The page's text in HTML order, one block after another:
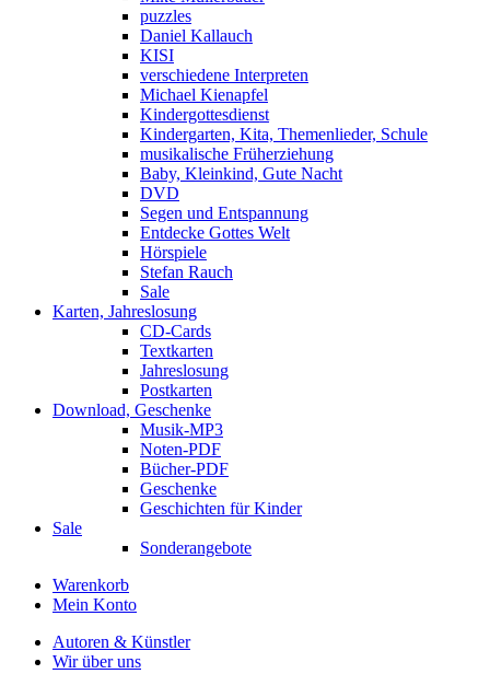
puzzles
Daniel Kallauch
KISI
verschiedene Interpreten
Michael Kienapfel
Kindergottesdienst
Kindergarten, Kita, Themenlieder, Schule
musikalische Früherziehung
Baby, Kleinkind, Gute Nacht
DVD
Segen und Entspannung
Entdecke Gottes Welt
Hörspiele
Stefan Rauch
Sale
Karten, Jahreslosung
CD-Cards
Textkarten
Jahreslosung
Postkarten
Download, Geschenke
Musik-MP3
Noten-PDF
Bücher-PDF
Geschenke
Geschichten für Kinder
Sale
Sonderangebote
Warenkorb
Mein Konto
Autoren & Künstler
Wir über uns